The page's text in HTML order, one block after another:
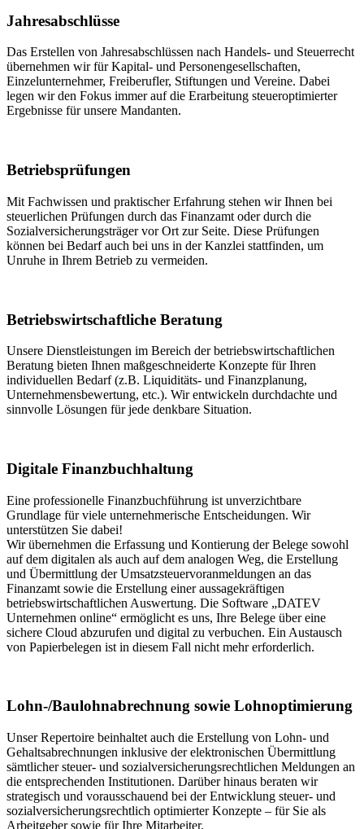
Jahresabschlüsse
Das Erstellen von Jahresabschlüssen nach Handels- und Steuerrecht
übernehmen wir für Kapital- und Personengesellschaften,
Einzelunternehmer, Freiberufler, Stiftungen und Vereine. Dabei
legen wir den Fokus immer auf die Erarbeitung steueroptimierter
Ergebnisse für unsere Mandanten.
Betriebsprüfungen
Mit Fachwissen und praktischer Erfahrung stehen wir Ihnen bei
steuerlichen Prüfungen durch das Finanzamt oder durch die
Sozialversicherungsträger vor Ort zur Seite. Diese Prüfungen
können bei Bedarf auch bei uns in der Kanzlei stattfinden, um
Unruhe in Ihrem Betrieb zu vermeiden.
Betriebswirtschaftliche Beratung
Unsere Dienstleistungen im Bereich der betriebs­wirtschaftlichen
Beratung bieten Ihnen maßgeschneiderte Konzepte für Ihren
individuellen Bedarf (z.B. Liquiditäts- und Finanzplanung,
Unternehmensbewertung, etc.). Wir entwickeln durchdachte und
sinnvolle Lösungen für jede denkbare Situation.
Digitale Finanzbuchhaltung
Eine professionelle Finanzbuchführung ist unverzichtbare
Grundlage für viele unternehmerische Entscheidungen. Wir
unterstützen Sie dabei!
Wir übernehmen die Erfassung und Kontierung der Belege sowohl
auf dem digitalen als auch auf dem analogen Weg, die Erstellung
und Übermittlung der Umsatzsteuervoranmeldungen an das
Finanzamt sowie die Erstellung einer aussagekräftigen
betriebswirtschaftlichen Auswertung. Die Software „DATEV
Unternehmen online“ ermöglicht es uns, Ihre Belege über eine
sichere Cloud abzurufen und digital zu verbuchen. Ein Austausch
von Papierbelegen ist in diesem Fall nicht mehr erforderlich.
Lohn-/Baulohnabrechnung sowie Lohnoptimierung
Unser Repertoire beinhaltet auch die Erstellung von Lohn- und
Gehaltsabrechnungen inklusive der elektronischen Übermittlung
sämtlicher steuer- und sozialversicherungsrechtlichen Meldungen an
die entsprechenden Institutionen. Darüber hinaus beraten wir
strategisch und vorausschauend bei der Entwicklung steuer- und
sozialversicherungsrechtlich optimierter Konzepte – für Sie als
Arbeitgeber sowie für Ihre Mitarbeiter.